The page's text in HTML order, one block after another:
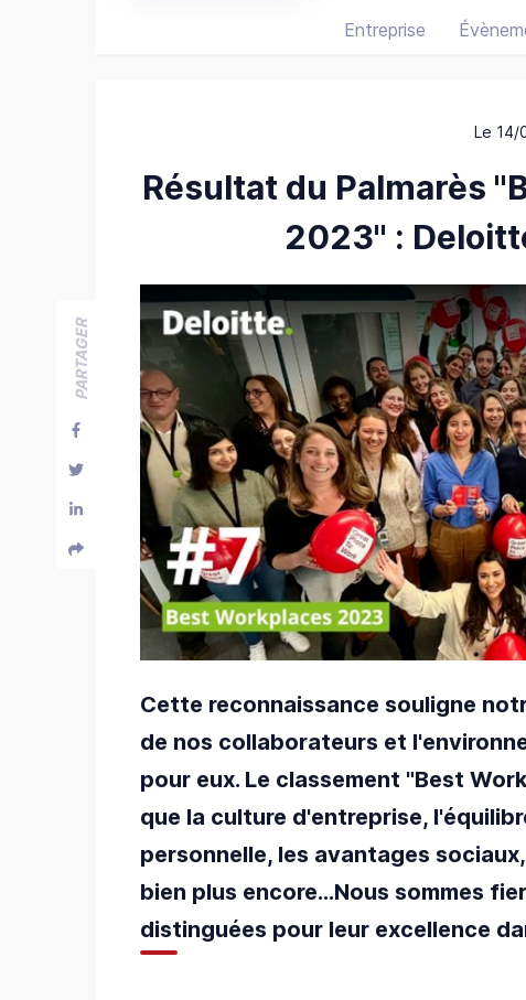
Entreprise
PARTAGER
Le 14/
Résultat du Palmarès
2023" :
Cette reconnaissance souligne
de nos collaborateurs et
pour eux. Le classement "Best
que la culture d'entreprise,
personnelle, les avantages
bien plus encore…Nous sommes
distinguées pour leur excellence